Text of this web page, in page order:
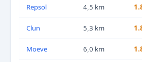
Repsol 4,5 km
Clun 5,3 km
Moeve 6,0 km